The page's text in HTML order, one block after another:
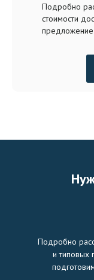
Подробно
стоимости
предложение
Подробно
и типовых